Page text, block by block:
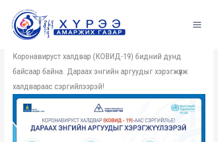
content
Коронавируст халдвар (КОВИД-19) бидний дунд
байсаар байна. Дараах энгийн аргуудыг хэрэгжүүлж
халдвараас сэргийлээрэй!